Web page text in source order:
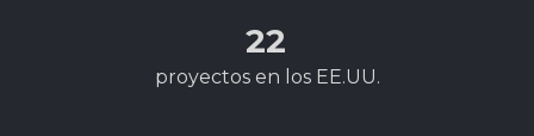
22
proyectos en los EE.UU.